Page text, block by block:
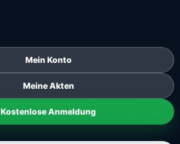
Mein Konto
Meine Akten
Kostenlose Anmeldung